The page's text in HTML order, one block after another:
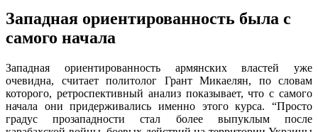
Западная ориентированность была с
самого начала
Западная ориентированность армянских властей уже
очевидна, считает политолог Грант Микаелян, по словам
которого, ретроспективный анализ показывает, что с самого
начала они придерживались именно этого курса. “Просто
градус прозападности стал более выпуклым после